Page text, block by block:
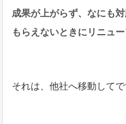
成果が上がらず、なにも
もらえないときにリニュー
それは、他社へ移動してで